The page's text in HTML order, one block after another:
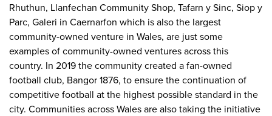
Rhuthun, Llanfechan Community Shop, Tafarn y Sinc, Siop y
Parc, Galeri in Caernarfon which is also the largest
community-owned venture in Wales, are just some
examples of community-owned ventures across this
country. In 2019 the community created a fan-owned
football club, Bangor 1876, to ensure the continuation of
competitive football at the highest possible standard in the
city. Communities across Wales are also taking the initiative